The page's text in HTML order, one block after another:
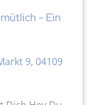
- Ein
9, 04109